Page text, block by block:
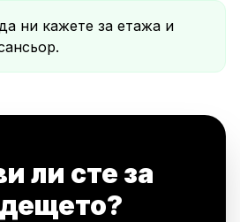
ни кажете за етажа и
ли сте за